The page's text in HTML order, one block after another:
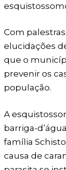
Com
elucidações
que o
prevenir os
população.
A
barriga-
família
causa de